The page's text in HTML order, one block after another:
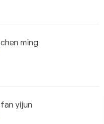
chen ming
fan yijun